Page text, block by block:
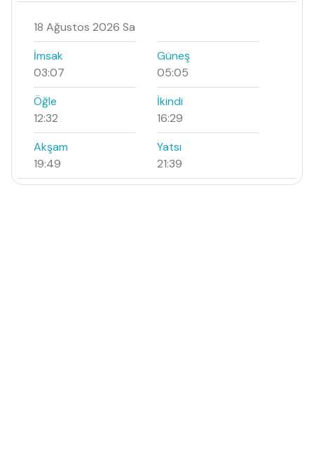
18 Ağustos 2026 Sa
İmsak
03:07
Güneş
05:05
Öğle
12:32
İkindi
16:29
Akşam
19:49
Yatsı
21:39